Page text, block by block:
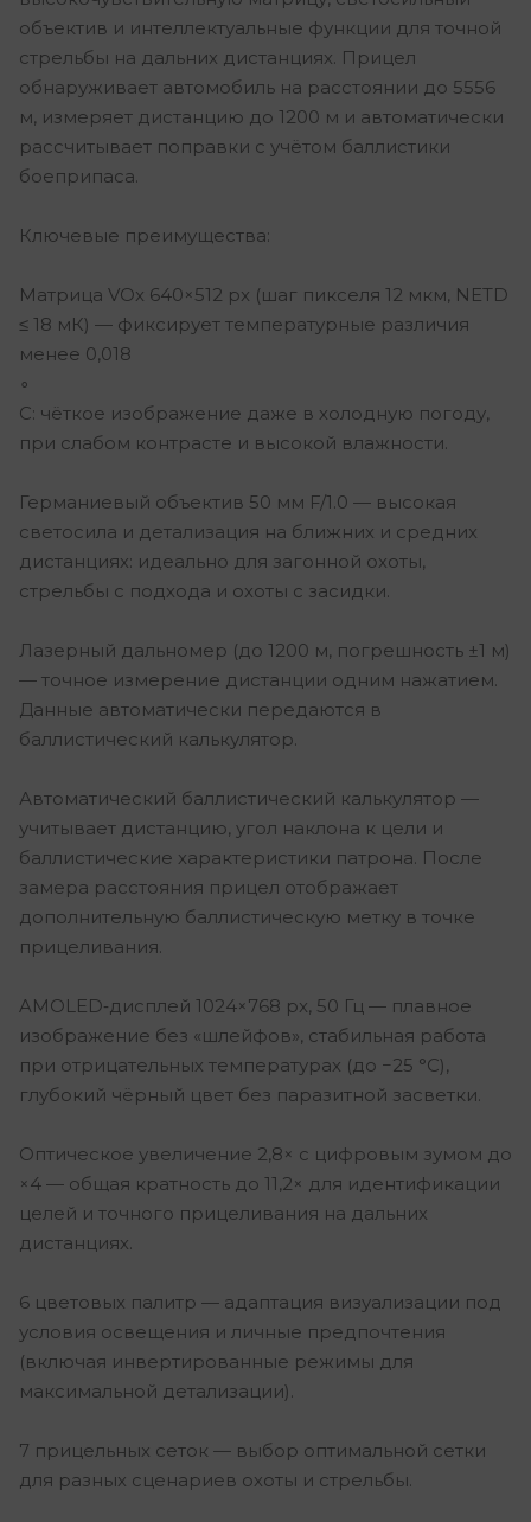
объектив и интеллектуальные функции для точной
стрельбы на дальних дистанциях. Прицел
обнаруживает автомобиль на расстоянии до 5556
м, измеряет дистанцию до 1200 м и автоматически
рассчитывает поправки с учётом баллистики
боеприпаса.
Ключевые преимущества:
Матрица VOx 640×512 px (шаг пикселя 12 мкм, NETD
≤ 18 мК) — фиксирует температурные различия
менее 0,018
∘
C: чёткое изображение даже в холодную погоду,
при слабом контрасте и высокой влажности.
Германиевый объектив 50 мм F/1.0 — высокая
светосила и детализация на ближних и средних
дистанциях: идеально для загонной охоты,
стрельбы с подхода и охоты с засидки.
Лазерный дальномер (до 1200 м, погрешность ±1 м)
— точное измерение дистанции одним нажатием.
Данные автоматически передаются в
баллистический калькулятор.
Автоматический баллистический калькулятор —
учитывает дистанцию, угол наклона к цели и
баллистические характеристики патрона. После
замера расстояния прицел отображает
дополнительную баллистическую метку в точке
прицеливания.
AMOLED‑дисплей 1024×768 px, 50 Гц — плавное
изображение без «шлейфов», стабильная работа
при отрицательных температурах (до −25 °C),
глубокий чёрный цвет без паразитной засветки.
Оптическое увеличение 2,8× с цифровым зумом до
×4 — общая кратность до 11,2× для идентификации
целей и точного прицеливания на дальних
дистанциях.
6 цветовых палитр — адаптация визуализации под
условия освещения и личные предпочтения
(включая инвертированные режимы для
максимальной детализации).
7 прицельных сеток — выбор оптимальной сетки
для разных сценариев охоты и стрельбы.